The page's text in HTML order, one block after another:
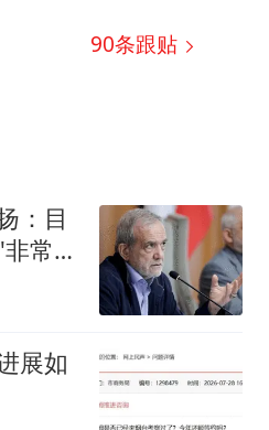
90条跟贴
：目
常困
展如